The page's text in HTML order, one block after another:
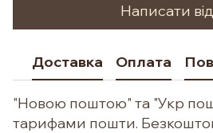
Написати
Доставка Оплата
"Новою поштою" та "Укр
тарифами пошти.